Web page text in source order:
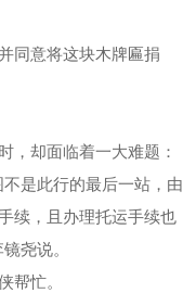
同意将这块木牌匾捐
，却面临着一大难题：
是此行的最后一站，由
续，且办理托运手续也
尧说。
帮忙。